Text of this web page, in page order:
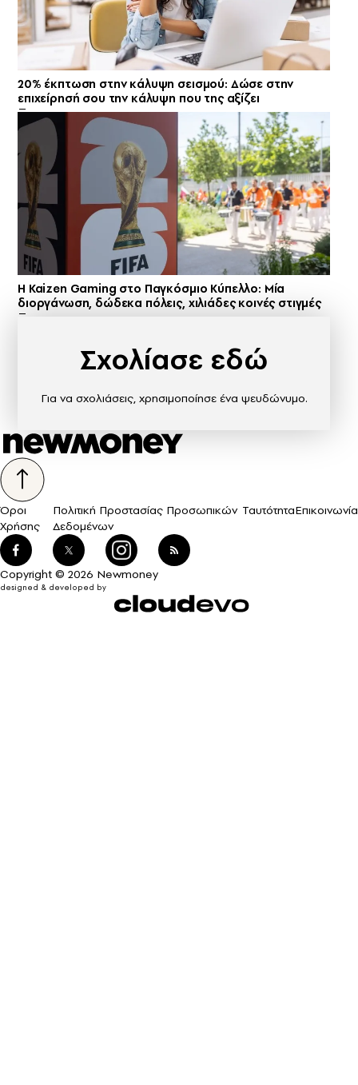
20% έκπτωση στην κάλυψη σεισμού: Δώσε στην
επιχείρησή σου την κάλυψη που της αξίζει
H Kaizen Gaming στο Παγκόσμιο Kύπελλο: Μία
διοργάνωση, δώδεκα πόλεις, χιλιάδες κοινές στιγμές
Σχολίασε εδώ
Για να σχολιάσεις, χρησιμοποίησε ένα ψευδώνυμο.
Όροι
Χρήσης
Πολιτική Προστασίας Προσωπικών
Δεδομένων
ΤαυτότηταΕπικοινωνία
Copyright © 2026 Newmoney
designed & developed by